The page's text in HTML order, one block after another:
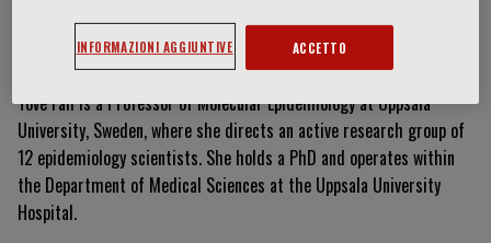
Currículum Vitae
Tove Fall is a Professor of Molecular Epidemiology at Uppsala
University, Sweden, where she directs an active research group of
12 epidemiology scientists. She holds a PhD and operates within
the Department of Medical Sciences at the Uppsala University
Hospital.
INFORMAZIONI AGGIUNTIVE ACCETTO